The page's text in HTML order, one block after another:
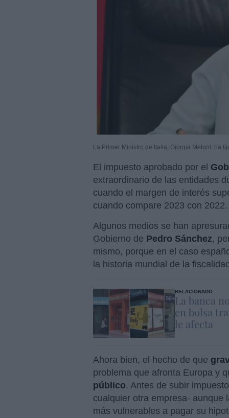
La Primer Ministro de Italia, Giorgia Meloni, ha
El impuesto aprobado por el
extraordinario de las entidades
cuando el margen de interés
cuando compare 2023 con 2022.
Algunos medios se han
Gobierno de Pedro Sánchez,
mismo, porque en el caso
la historia mundial de la
RELACIONADO
La banca
en bolsa
le afecta
Ahora bien, el hecho de que
problema que afronta Europa y
público. Antes de subir
cualquier otra empresa- aunque
más vulnerables a pagar su